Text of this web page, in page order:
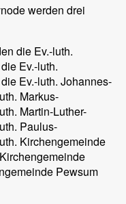
werden drei
die Ev.-luth.
Ev.-luth.
Ev.-luth. Johannes-
Markus-
Martin-Luther-
Paulus-
Kirchengemeinde
Pewsum